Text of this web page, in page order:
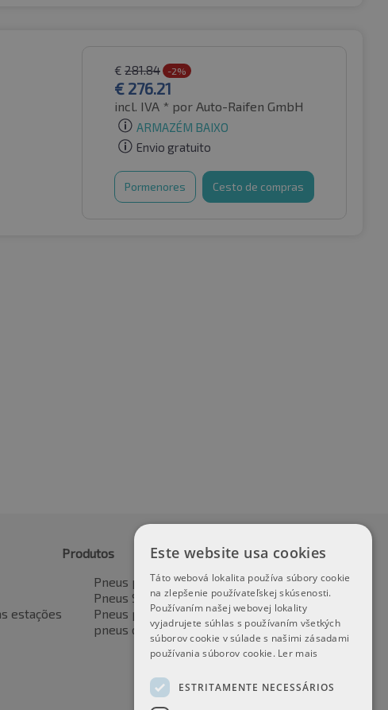
€ 281.84 -2%
€ 276.21
incl. IVA * por Auto-Raifen GmbH
ARMAZÉM BAIXO
Envio gratuito
Pormenores Cesto de compras
estações
Produtos
Pneus para automóveis
Pneus SUV / 4x4
Pneus para veículos de transporte
pneus de motocicleta
Este website usa cookies
Táto webová lokalita používa súbory cookie
na zlepšenie používateľskej skúsenosti.
Používaním našej webovej lokality
vyjadrujete súhlas s používaním všetkých
súborov cookie v súlade s našimi zásadami
používania súborov cookie. Ler mais
ESTRITAMENTE NECESSÁRIOS